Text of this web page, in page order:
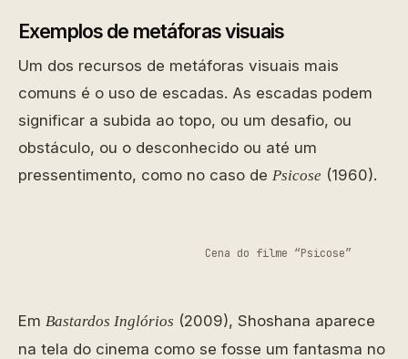
Exemplos de metáforas visuais
Um dos recursos de metáforas visuais mais
comuns é o uso de escadas. As escadas podem
significar a subida ao topo, ou um desafio, ou
obstáculo, ou o desconhecido ou até um
pressentimento, como no caso de Psicose (1960).
Cena do filme “Psicose”
Em Bastardos Inglórios (2009), Shoshana aparece
na tela do cinema como se fosse um fantasma no